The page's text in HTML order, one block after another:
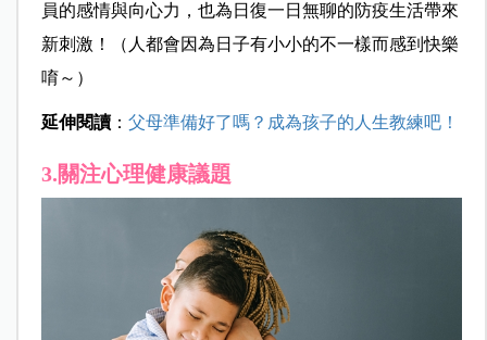
員的感情與向心力，也為日復一日無聊的防疫生活帶來
新刺激！（人都會因為日子有小小的不一樣而感到快樂
唷～）
延伸閱讀： 父母準備好了嗎？成為孩子的人生教練吧！
3.關注心理健康議題